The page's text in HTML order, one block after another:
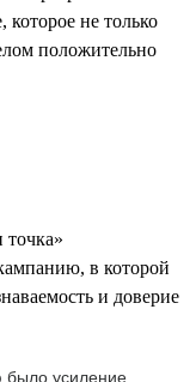
не только
положительно
в которой
и доверие
усиление